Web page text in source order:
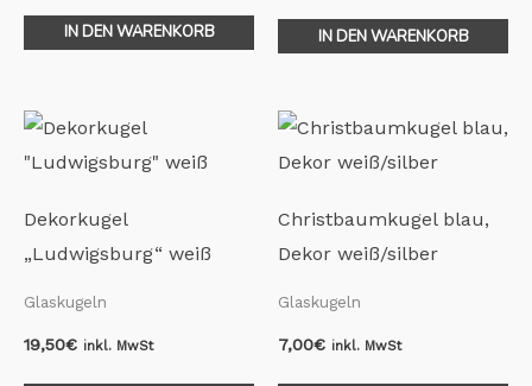
IN DEN WARENKORB IN DEN WARENKORB
Dekorkugel
„Ludwigsburg“ weiß
Glaskugeln
19,50€ inkl. MwSt
Christbaumkugel blau,
Dekor weiß/silber
Glaskugeln
7,00€ inkl. MwSt